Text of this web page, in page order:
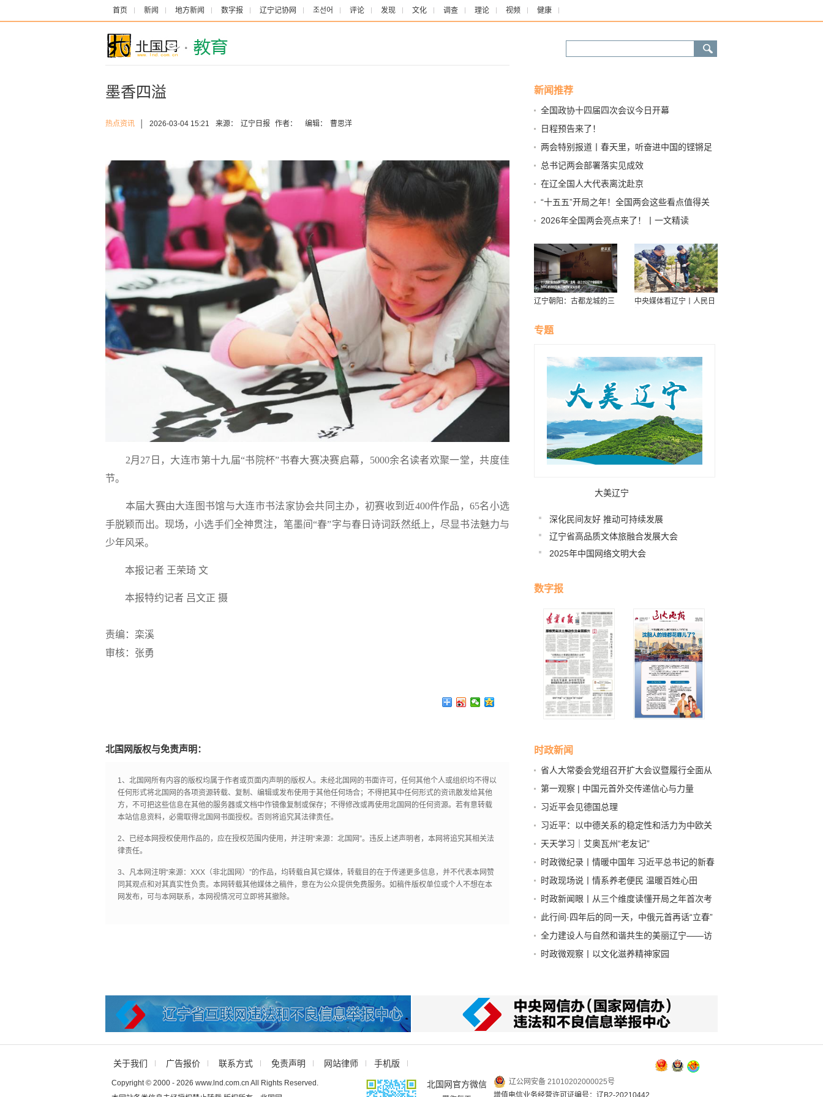
首页 新闻 地方新闻 数字报 辽宁记协网 조선어 评论 发现 文化 调查 理论 视频 健康
墨香四溢
热点资讯 2026-03-04 15:21 来源： 辽宁日报 作者： 编辑： 曹思洋
2月27日，大连市第十九届“书院杯”书春大赛决赛启幕，5000余名读者欢聚一堂，共度佳
节。
本届大赛由大连图书馆与大连市书法家协会共同主办，初赛收到近400件作品，65名小选
手脱颖而出。现场，小选手们全神贯注，笔墨间“春”字与春日诗词跃然纸上，尽显书法魅力与
少年风采。
本报记者 王荣琦 文
本报特约记者 吕文正 摄
责编：栾溪
审核：张勇
北国网版权与免责声明：
1、北国网所有内容的版权均属于作者或页面内声明的版权人。未经北国网的书面许可，任何其他个人或组织均不得以
任何形式将北国网的各项资源转载、复制、编辑或发布使用于其他任何场合；不得把其中任何形式的资讯散发给其他
方，不可把这些信息在其他的服务器或文档中作镜像复制或保存；不得修改或再使用北国网的任何资源。若有意转载
本站信息资料，必需取得北国网书面授权。否则将追究其法律责任。
2、已经本网授权使用作品的，应在授权范围内使用，并注明“来源：北国网”。违反上述声明者，本网将追究其相关法
律责任。
3、凡本网注明“来源：XXX（非北国网）”的作品，均转载自其它媒体，转载目的在于传递更多信息，并不代表本网赞
同其观点和对其真实性负责。本网转载其他媒体之稿件，意在为公众提供免费服务。如稿件版权单位或个人不想在本
网发布，可与本网联系，本网视情况可立即将其撤除。
新闻推荐
全国政协十四届四次会议今日开幕
日程预告来了！
两会特别报道丨春天里，听奋进中国的铿锵足
音——写在2026年全国两会召开之际
总书记两会部署落实见成效
在辽全国人大代表离沈赴京
“十五五”开局之年！全国两会这些看点值得关
2026年全国两会亮点来了！丨一文精读
辽宁朝阳：古都龙城的三
中央媒体看辽宁丨人民日
专题
大美辽宁
深化民间友好 推动可持续发展
辽宁省高品质文体旅融合发展大会
2025年中国网络文明大会
数字报
时政新闻
省人大常委会党组召开扩大会议暨履行全面从
严治党主体责任领导小组会议
第一观察 | 中国元首外交传递信心与力量
习近平会见德国总理
习近平：以中德关系的稳定性和活力为中欧关
系谋合作 为动荡世界谋大同
天天学习｜艾奥瓦州“老友记”
时政微纪录丨情暖中国年 习近平总书记的新春
牵挂与祝福
时政现场说丨情系养老便民 温暖百姓心田
时政新闻眼丨从三个维度读懂开局之年首次考
此行间·四年后的同一天，中俄元首再话“立春”
全力建设人与自然和谐共生的美丽辽宁——访
省生态环境厅党组书记、厅长孙鹏轩
时政微观察丨以文化滋养精神家园
关于我们 广告报价 联系方式 免责声明 网站律师 手机版
Copyright © 2000 - 2026 www.lnd.com.cn All Rights Reserved.
北国网官方微信
辽公网安备 21010202000025号
增值电信业务经营许可证编号：辽B2-20210442